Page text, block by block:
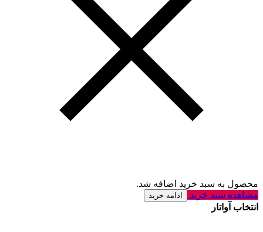
محصول به سبد خرید اضافه شد.
مشاهده سبد خرید
ادامه خرید
انتخاب آواتار